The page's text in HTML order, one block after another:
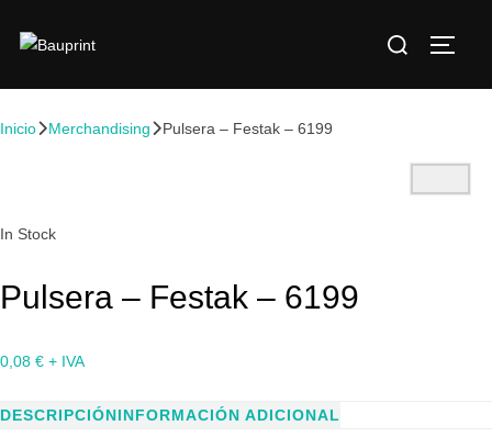
Inicio Merchandising Pulsera – Festak – 6199
In Stock
Pulsera – Festak – 6199
0,08 € + IVA
DESCRIPCIÓNINFORMACIÓN ADICIONAL